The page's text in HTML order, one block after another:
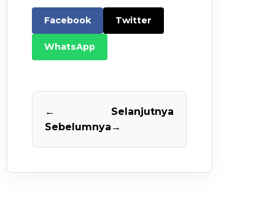
Facebook Twitter
WhatsApp
←
Sebelumnya
Selanjutnya
→